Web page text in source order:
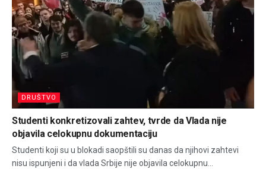
DRUŠTVO
Studenti konkretizovali zahtev, tvrde da Vlada nije
objavila celokupnu dokumentaciju
Studenti koji su u blokadi saopštili su danas da njihovi zahtevi
nisu ispunjeni i da vlada Srbije nije objavila celokupnu...